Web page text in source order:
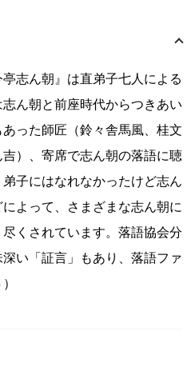
志ん朝』は直弟子七人による
ん朝と前座時代からつきあい
った師匠（鈴々舎馬風、桂文
）、寄席で志ん朝の落語に聴
子にはなれなかったけど志ん
よって、さまざまな志ん朝に
くされています。落語協会分
い「証言」もあり、落語ファ